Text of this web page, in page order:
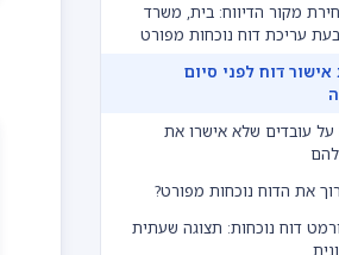
מקור הדיווח: בית, משרד
עריכת דוח נוכחות מפורט
דוח לפני סיום
עובדים שלא אישרו את
את הדוח נוכחות מפורט?
דוח נוכחות: תצוגה שעתית